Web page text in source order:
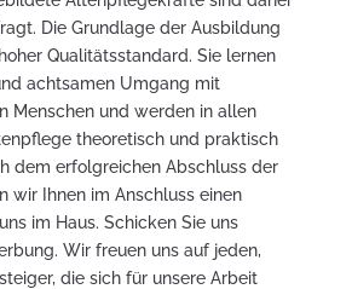
Die Grundlage der Ausbildung
Qualitätsstandard. Sie lernen
achtsamen Umgang mit
Menschen und werden in allen
theoretisch und praktisch
dem erfolgreichen Abschluss der
wir Ihnen im Anschluss einen
im Haus. Schicken Sie uns
Wir freuen uns auf jeden,
die sich für unsere Arbeit